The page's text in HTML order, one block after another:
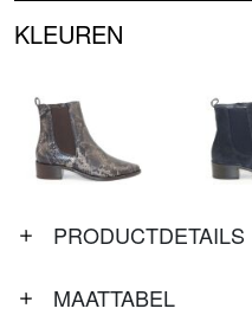
KLEUREN
PRODUCTDETAILS
MAATTABEL